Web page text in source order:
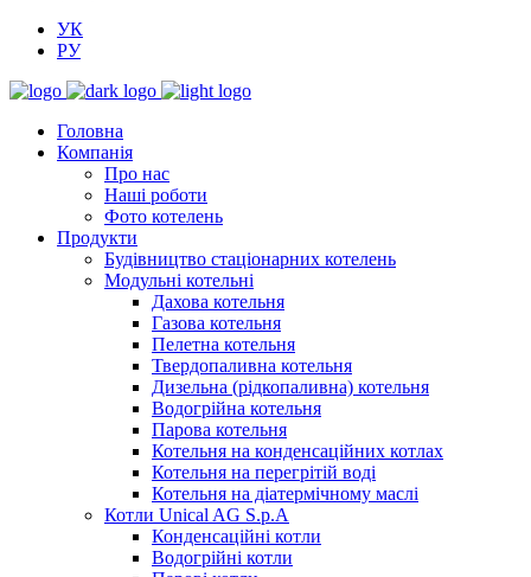
УК
РУ
Головна
Компанія
Про нас
Наші роботи
Фото котелень
Продукти
Будівництво стаціонарних котелень
Модульні котельні
Дахова котельня
Газова котельня
Пелетна котельня
Твердопаливна котельня
Дизельна (рідкопаливна) котельня
Водогрійна котельня
Парова котельня
Котельня на конденсаційних котлах
Котельня на перегрітій воді
Котельня на діатермічному маслі
Котли Unical AG S.p.A
Конденсаційні котли
Водогрійні котли